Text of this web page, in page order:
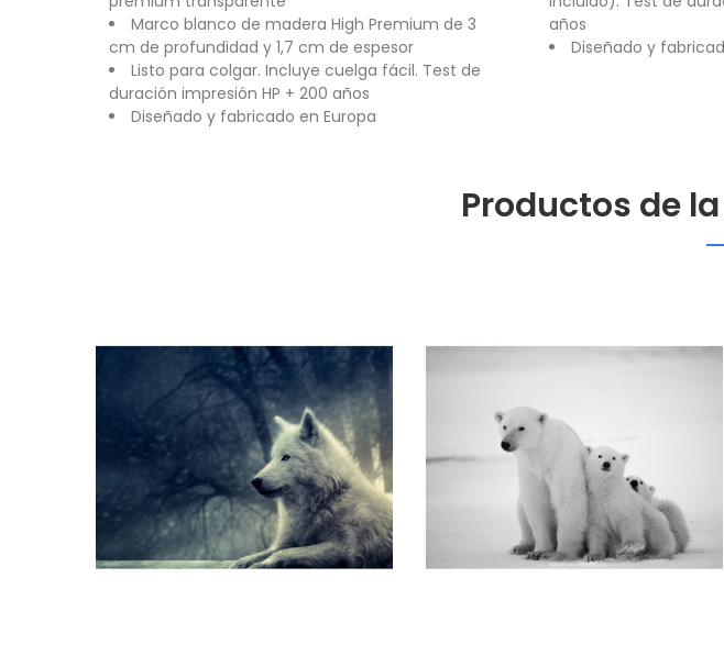
Marco blanco de madera High Premium de 3
cm de profundidad y 1,7 cm de espesor
Listo para colgar. Incluye cuelga fácil. Test de
duración impresión HP + 200 años
Diseñado y fabricado en Europa
años
Diseñado y
Productos de